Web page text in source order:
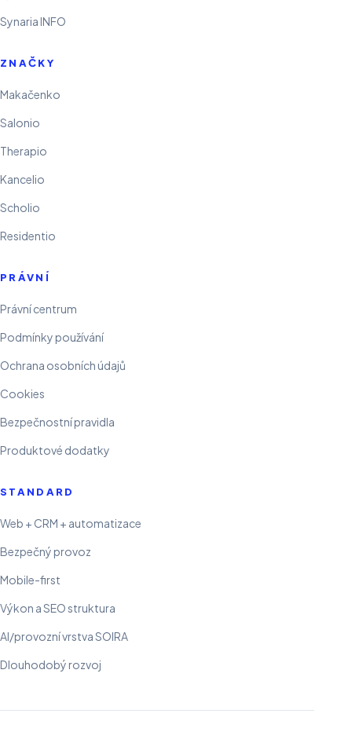
Synaria INFO
ZNAČKY
Makačenko
Salonio
Therapio
Kancelio
Scholio
Residentio
PRÁVNÍ
Právní centrum
Podmínky používání
Ochrana osobních údajů
Cookies
Bezpečnostní pravidla
Produktové dodatky
STANDARD
Web + CRM + automatizace
Bezpečný provoz
Mobile-first
Výkon a SEO struktura
AI/provozní vrstva SOIRA
Dlouhodobý rozvoj